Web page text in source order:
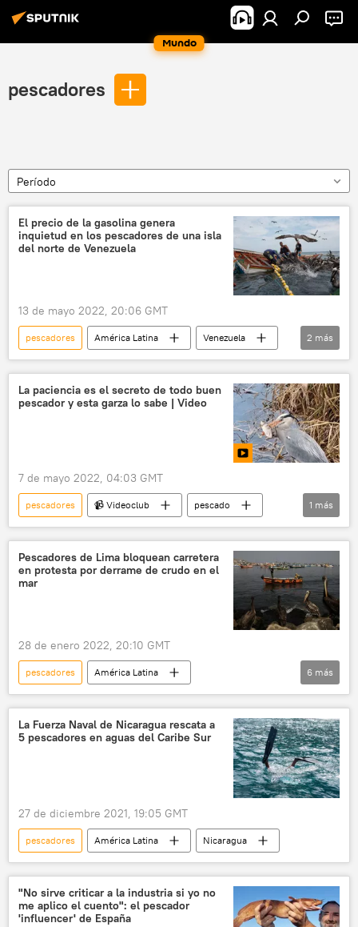
Mundo
pescadores
Período
El precio de la gasolina genera
inquietud en los pescadores de una isla
del norte de Venezuela
13 de mayo 2022, 20:06 GMT
pescadores América Latina
Venezuela
📈 Mercados y finanzas
combustible
2 más
La paciencia es el secreto de todo buen
pescador y esta garza lo sabe | Video
7 de mayo 2022, 04:03 GMT
pescadores 📹 Videoclub
pescado
pájaro
1 más
Pescadores de Lima bloquean carretera
en protesta por derrame de crudo en el
mar
28 de enero 2022, 20:10 GMT
pescadores
América Latina
medioambiente
manifestación
Lima
derrame
protestas
Perú
Repsol
6 más
La Fuerza Naval de Nicaragua rescata a
5 pescadores en aguas del Caribe Sur
27 de diciembre 2021, 19:05 GMT
pescadores América Latina Nicaragua
"No sirve criticar a la industria si yo no
me aplico el cuento": el pescador
'influencer' de España